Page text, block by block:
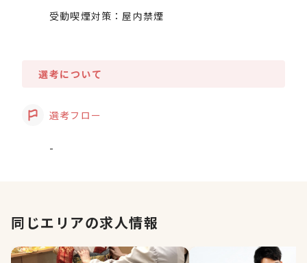
受動喫煙対策：屋内禁煙
選考について
選考フロー
-
同じエリアの求人情報